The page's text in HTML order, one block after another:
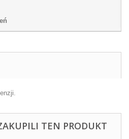
TEN PRODUKT